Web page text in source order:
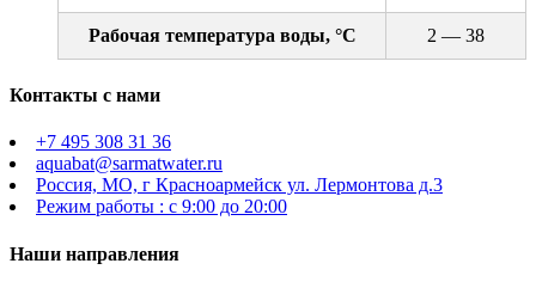
Рабочая температура воды, °С 2 — 38
Контакты с нами
+7 495 308 31 36
aquabat@sarmatwater.ru
Россия, МО, г Красноармейск ул. Лермонтова д.3
Режим работы : с 9:00 до 20:00
Наши направления